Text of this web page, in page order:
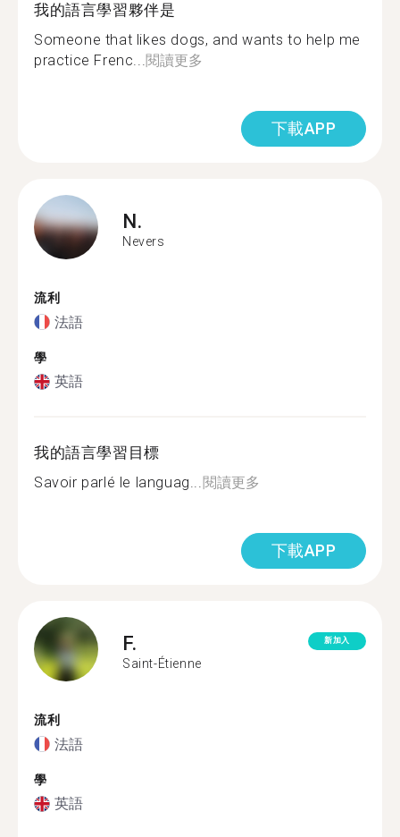
我的語言學習夥伴是
Someone that likes dogs, and wants to help me
practice Frenc...閱讀更多
下載APP
N.
Nevers
流利
法語
學
英語
我的語言學習目標
Savoir parlé le languag...閱讀更多
下載APP
F.
Saint-Étienne
新加入
流利
法語
學
英語